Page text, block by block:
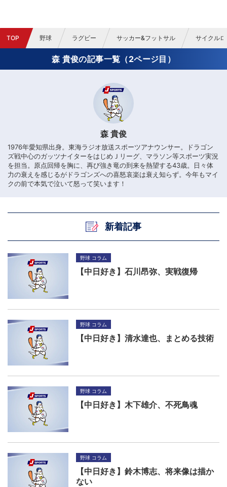
TOP 野球 ラグビー サッカー&フットサル サイクル
森 貴俊の記事一覧（2ページ目）
森 貴俊
1976年愛知県出身。東海ラジオ放送スポーツアナウンサー。ドラゴン
ズ戦中心のガッツナイターをはじめＪリーグ、マラソン等スポーツ実況
を担当。原点回帰を胸に、再び強き竜の到来を熱望する43歳。日々体
力の衰えを感じるがドラゴンズへの喜怒哀楽は衰え知らず。今年もマイ
クの前で本気で泣いて怒って笑います！
新着記事
野球 コラム
【中日好き】石川昂弥、実戦復帰
野球 コラム
【中日好き】清水達也、まとめる技術
野球 コラム
【中日好き】木下雄介、不死鳥魂
野球 コラム
【中日好き】鈴木博志、将来像は描か
ない